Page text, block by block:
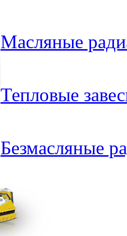
Масляные
Тепловые
Безмасляные